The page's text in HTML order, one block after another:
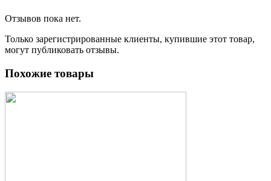
Отзывов пока нет.
Только зарегистрированные клиенты, купившие этот товар,
могут публиковать отзывы.
Похожие товары